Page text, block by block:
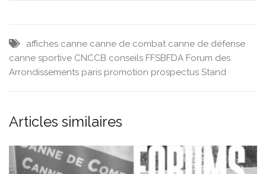
affiches canne canne de combat canne de défense
canne sportive CNCCB conseils FFSBFDA Forum des
Arrondissements paris promotion prospectus Stand
Articles similaires